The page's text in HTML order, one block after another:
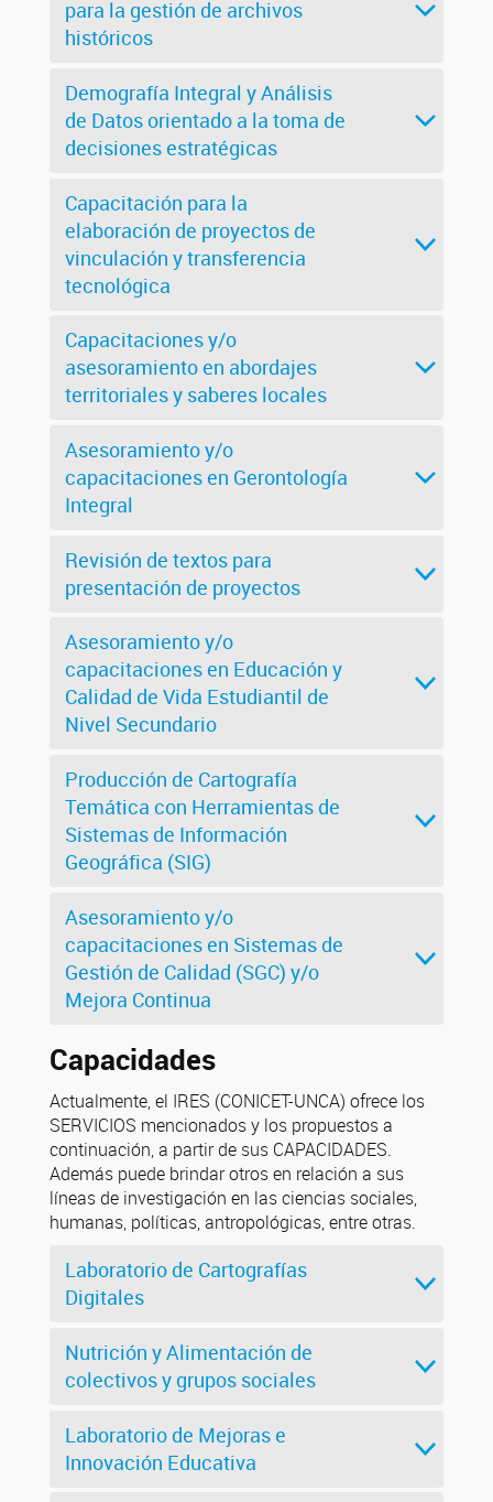
para la gestión de archivos
históricos
Demografía Integral y Análisis
de Datos orientado a la toma de
decisiones estratégicas
Capacitación para la
elaboración de proyectos de
vinculación y transferencia
tecnológica
Capacitaciones y/o
asesoramiento en abordajes
territoriales y saberes locales
Asesoramiento y/o
capacitaciones en Gerontología
Integral
Revisión de textos para
presentación de proyectos
Asesoramiento y/o
capacitaciones en Educación y
Calidad de Vida Estudiantil de
Nivel Secundario
Producción de Cartografía
Temática con Herramientas de
Sistemas de Información
Geográfica (SIG)
Asesoramiento y/o
capacitaciones en Sistemas de
Gestión de Calidad (SGC) y/o
Mejora Continua
Capacidades
Actualmente, el IRES (CONICET-UNCA) ofrece los
SERVICIOS mencionados y los propuestos a
continuación, a partir de sus CAPACIDADES.
Además puede brindar otros en relación a sus
líneas de investigación en las ciencias sociales,
humanas, políticas, antropológicas, entre otras.
Laboratorio de Cartografías
Digitales
Nutrición y Alimentación de
colectivos y grupos sociales
Laboratorio de Mejoras e
Innovación Educativa